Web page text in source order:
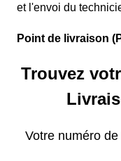
et l'envoi du
Point de livraison